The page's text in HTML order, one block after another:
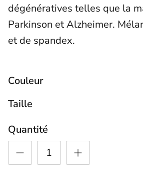
dégénératives telles que la
Parkinson et Alzheimer.
et de spandex.
Couleur
Taille
Quantité